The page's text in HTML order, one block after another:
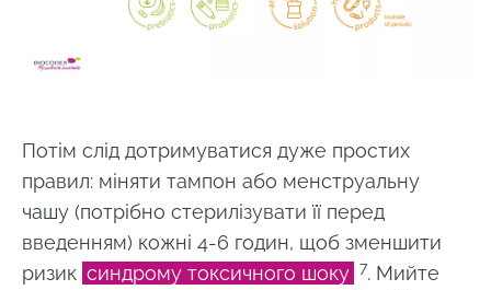
Потім слід дотримуватися дуже простих
правил: міняти тампон або менструальну
чашу (потрібно стерилізувати її перед
введенням) кожні 4-6 годин, щоб зменшити
ризик синдрому токсичного шоку 7. Мийте